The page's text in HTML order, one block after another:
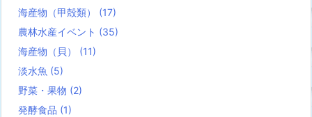
海産物（甲殻類） (17)
農林水産イベント (35)
海産物（貝） (11)
淡水魚 (5)
野菜・果物 (2)
発酵食品 (1)